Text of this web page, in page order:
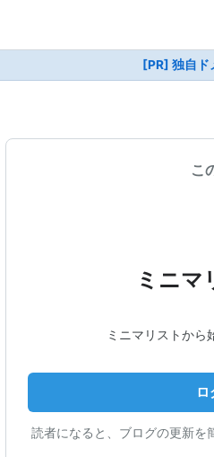
[PR] 独自ド
こ
ミニマ
ミニマリストから
ロ
読者になると、ブログの更新を